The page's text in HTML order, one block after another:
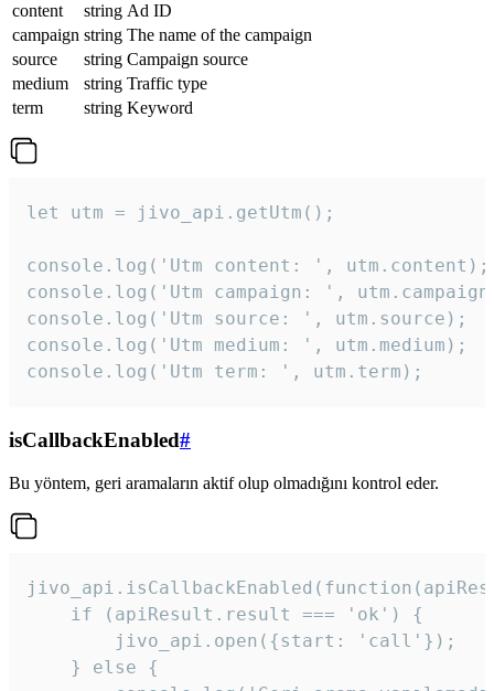
content
string Ad ID
campaign string The name of the campaign
source
string Campaign source
medium
string Traffic type
term
string Keyword
let utm = jivo_api.getUtm();
console.log('Utm content: ', utm.content);
console.log('Utm campaign: ',
console.log('Utm source: ', utm.source);
console.log('Utm medium: ', utm.medium);
console.log('Utm term: ', utm.term);
isCallbackEnabled#
Bu yöntem, geri aramaların aktif olup olmadığını kontrol eder.
    if (apiResult.result === 'ok') {
        jivo_api.open({start: 'call'});
    } else {